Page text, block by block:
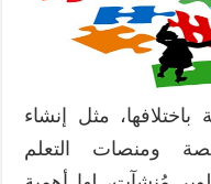
مثل إنشاء
ومنصات التعلم